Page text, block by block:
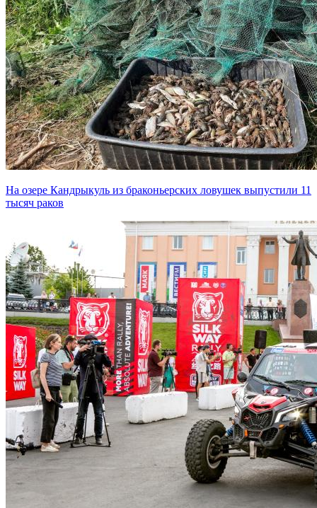
На озере Кандрыкуль из браконьерских ловушек выпустили 11
тысяч раков